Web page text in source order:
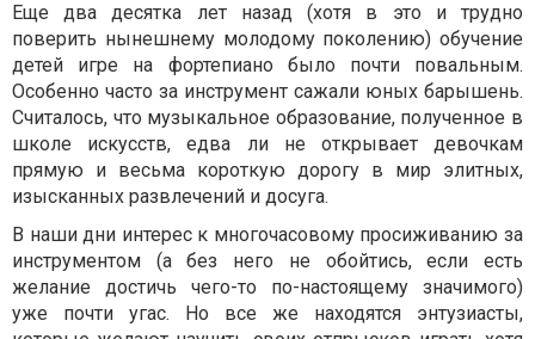
Еще два десятка лет назад (хотя в это и трудно
поверить нынешнему молодому поколению) обучение
детей игре на фортепиано было почти повальным.
Особенно часто за инструмент сажали юных барышень.
Считалось, что музыкальное образование, полученное в
школе искусств, едва ли не открывает девочкам
прямую и весьма короткую дорогу в мир элитных,
изысканных развлечений и досуга.
В наши дни интерес к многочасовому просиживанию за
инструментом (а без него не обойтись, если есть
желание достичь чего-то по-настоящему значимого)
уже почти угас. Но все же находятся энтузиасты,